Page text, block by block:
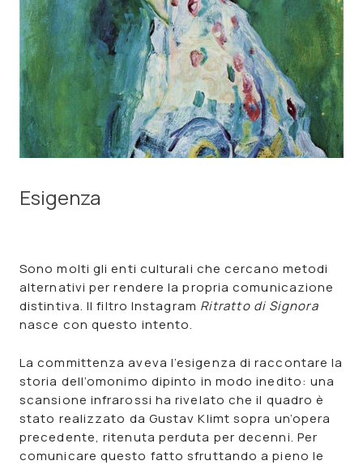
Esigenza
Sono molti gli enti culturali che cercano metodi
alternativi per rendere la propria comunicazione
distintiva.Il filtro Instagram Ritratto di Signora
nasce con questo intento.
La committenza aveva l’esigenza di raccontare la
storia dell’omonimo dipinto in modo inedito: una
scansione infrarossi ha rivelato che il quadro è
stato realizzato da Gustav Klimt sopra un’opera
precedente, ritenuta perduta per decenni. Per
comunicare questo fatto sfruttando a pieno le